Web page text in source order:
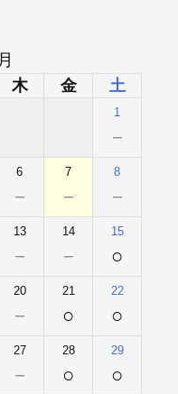
木 金 土
1
－
6
－
7
－
8
－
13
－
14
－
15
○
20
－
21
○
22
○
27
－
28
○
29
○